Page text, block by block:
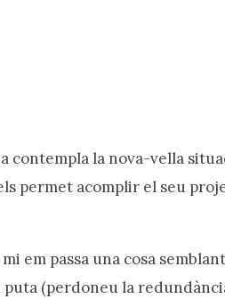
contempla la nova-vella
permet acomplir el seu
em passa una cosa
(perdoneu la